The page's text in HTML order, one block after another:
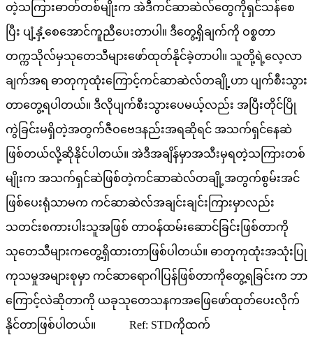
တဲ့သကြားဓာတ်တစ်မျိုးက အဲဒီကင်ဆာဆဲလ်တွေကိုရှင်သန်စေ
ပြီး ပျံ့နှံ့စေအောင်ကူညီပေးတာပါ။ ဒီတွေ့ရှိချက်ကို ဝစ္စတာ
တက္ကသိုလ်မှသုတေသီများဖော်ထုတ်နိုင်ခဲ့တာပါ။ သူတို့ရဲ့လေ့လာ
ချက်အရ ဓာတုကုထုံးကြောင့်ကင်ဆာဆဲလ်တချို့ဟာ ပျက်စီးသွား
တာတွေ့ရပါတယ်။ ဒီလိုပျက်စီးသွားပေမယ့်လည်း အပြီးတိုင်ပြို
ကွဲခြင်းမရှိတဲ့အတွက်ဇီဝဗေဒနည်းအရဆိုရင် အသက်ရှင်နေဆဲ
ဖြစ်တယ်လို့ဆိုနိုင်ပါတယ်။ အဲဒီအချိန်မှာအသီးမှရတဲ့သကြားတစ်
မျိုးက အသက်ရှင်ဆဲဖြစ်တဲ့ကင်ဆာဆဲလ်တချို့အတွက်စွမ်းအင်
ဖြစ်ပေးရုံသာမက ကင်ဆာဆဲလ်အချင်းချင်းကြားမှာလည်း
သတင်းစကားပါးသူအဖြစ် တာဝန်ထမ်းဆောင်ခြင်းဖြစ်တာကို
သုတေသီများကတွေ့ရှိထားတာဖြစ်ပါတယ်။ ဓာတုကုထုံးအသုံးပြု
ကုသမှုအများစုမှာ ကင်ဆာရောဂါပြန်ဖြစ်တာကိုတွေ့ရခြင်းက ဘာ
ကြောင့်လဲဆိုတာကို ယခုသုတေသနကအဖြေဖော်ထုတ်ပေးလိုက်
နိုင်တာဖြစ်ပါတယ်။ Ref: STDကိုထက်